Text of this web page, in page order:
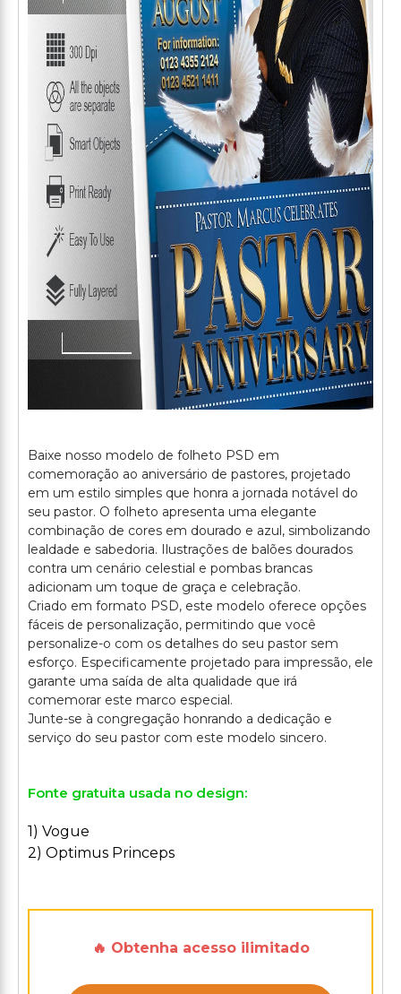
Baixe nosso modelo de folheto PSD em
comemoração ao aniversário de pastores, projetado
em um estilo simples que honra a jornada notável do
seu pastor. O folheto apresenta uma elegante
combinação de cores em dourado e azul, simbolizando
lealdade e sabedoria. Ilustrações de balões dourados
contra um cenário celestial e pombas brancas
adicionam um toque de graça e celebração.
Criado em formato PSD, este modelo oferece opções
fáceis de personalização, permitindo que você
personalize-o com os detalhes do seu pastor sem
esforço. Especificamente projetado para impressão, ele
garante uma saída de alta qualidade que irá
comemorar este marco especial.
Junte-se à congregação honrando a dedicação e
Fonte gratuita usada no design:
1) Vogue
2) Optimus Princeps
🔥 Obtenha acesso ilimitado